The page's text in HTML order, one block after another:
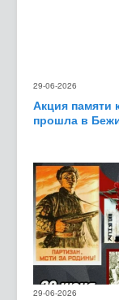
29-06-2026
Акция памяти
прошла в
29-06-2026